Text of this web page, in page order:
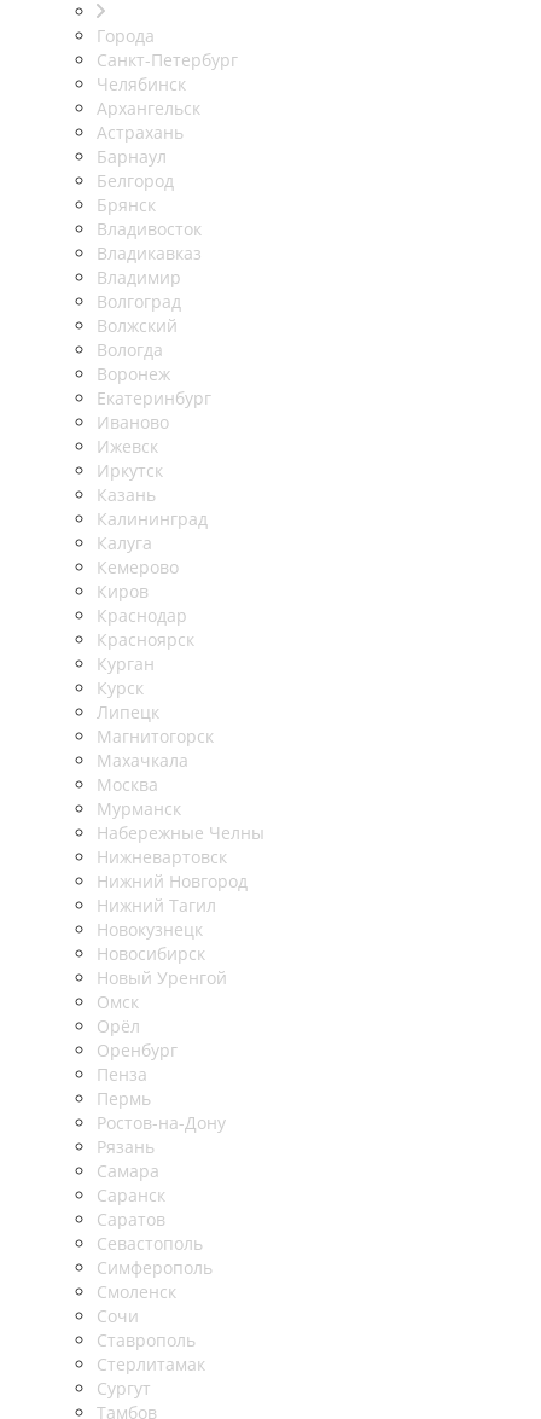
Города
Санкт-Петербург
Челябинск
Архангельск
Астрахань
Барнаул
Белгород
Брянск
Владивосток
Владикавказ
Владимир
Волгоград
Волжский
Вологда
Воронеж
Екатеринбург
Иваново
Ижевск
Иркутск
Казань
Калининград
Калуга
Кемерово
Киров
Краснодар
Красноярск
Курган
Курск
Липецк
Магнитогорск
Махачкала
Москва
Мурманск
Набережные Челны
Нижневартовск
Нижний Новгород
Нижний Тагил
Новокузнецк
Новосибирск
Новый Уренгой
Омск
Орёл
Оренбург
Пенза
Пермь
Ростов-на-Дону
Рязань
Самара
Саранск
Саратов
Севастополь
Симферополь
Смоленск
Сочи
Ставрополь
Стерлитамак
Сургут
Тамбов